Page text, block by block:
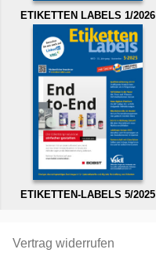
ETIKETTEN LABELS 1/2026
ETIKETTEN-LABELS 5/2025
Vertrag widerrufen